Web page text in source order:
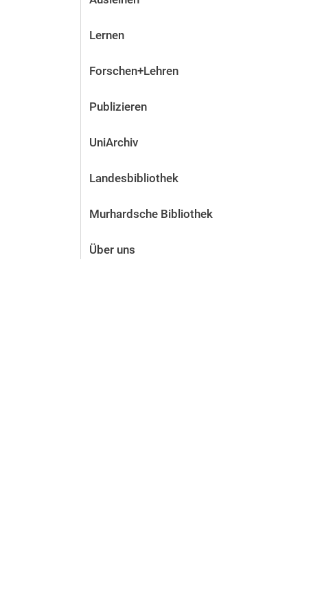
Lernen
Forschen+Lehren
Publizieren
UniArchiv
Landesbibliothek
Murhardsche Bibliothek
Über uns